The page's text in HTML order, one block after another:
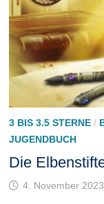
3 BIS 3.5 STERNE/
JUGENDBUCH
Die
4. November 2023